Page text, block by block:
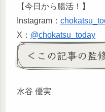
【今日から腸活！】
Instagram：
X： @chokatsu_today
＜この記事の監
水谷 優実